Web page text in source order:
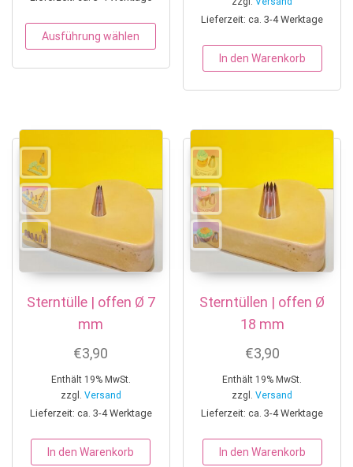
Ausführung wählen
Dieses Produkt weist mehrere
Lieferzeit: ca. 3-4 Werktage
In den Warenkorb
Sterntülle | offen Ø 7
mm
€3,90
Enthält 19% MwSt.
zzgl. Versand
Lieferzeit: ca. 3-4 Werktage
In den Warenkorb
Sterntüllen | offen Ø
18 mm
€3,90
Enthält 19% MwSt.
zzgl.Versand
Lieferzeit: ca. 3-4 Werktage
In den Warenkorb